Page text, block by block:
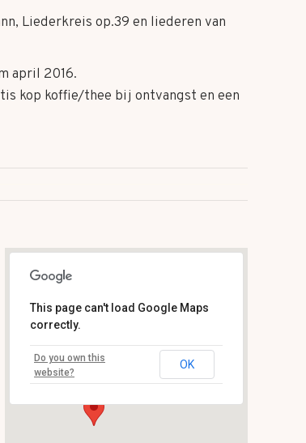
Liederkreis op.39 en liederen van
april 2016.
kop koffie/thee bij ontvangst en een
Markt 4 - Gulpen
Evenementen
This page can't load Google Maps
correctly.
Do you own this
website?
OK